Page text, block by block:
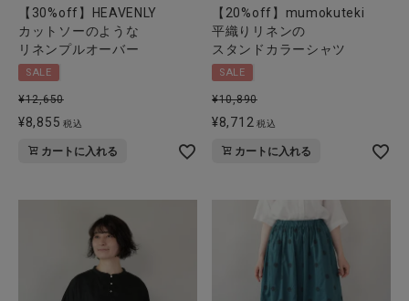
【30%off】HEAVENLY
カットソーのような
リネンプルオーバー
SALE
¥12,650
¥8,855 税込
カートに入れる
【20%off】mumokuteki
平織りリネンの
スタンドカラーシャツ
SALE
¥10,890
¥8,712 税込
カートに入れる